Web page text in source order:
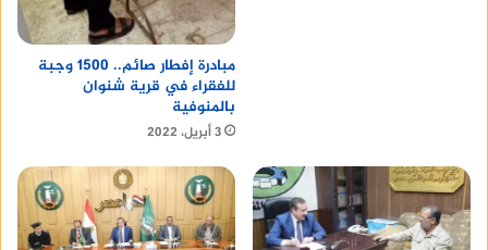
مبادرة إفطار صائم.. 1500 وجبة
للفقراء في قرية شنوان
بالمنوفية
3 أبريل، 2022